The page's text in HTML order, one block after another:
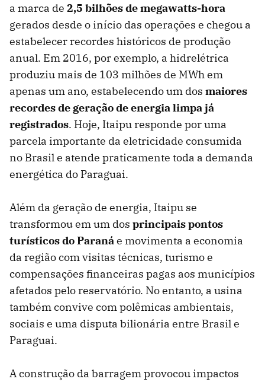
a marca de 2,5 bilhões de megawatts-hora
gerados desde o início das operações e chegou a
estabelecer recordes históricos de produção
anual. Em 2016, por exemplo, a hidrelétrica
produziu mais de 103 milhões de MWh em
apenas um ano, estabelecendo um dos maiores
recordes de geração de energia limpa já
registrados. Hoje, Itaipu responde por uma
parcela importante da eletricidade consumida
no Brasil e atende praticamente toda a demanda
energética do Paraguai.
Além da geração de energia, Itaipu se
transformou em um dos principais pontos
turísticos do Paranáe movimenta a economia
da região com visitas técnicas, turismo e
compensações financeiras pagas aos municípios
afetados pelo reservatório. No entanto, a usina
também convive com polêmicas ambientais,
sociais e uma disputa bilionária entre Brasil e
Paraguai.
A construção da barragem provocou impactos